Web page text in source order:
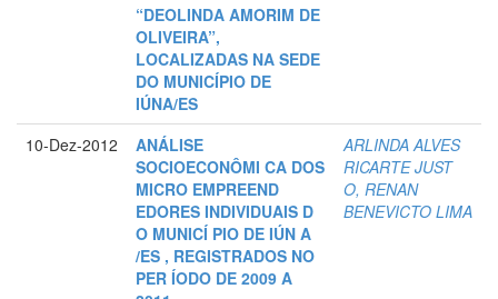
“DEOLINDA AMORIM DE
OLIVEIRA”,
LOCALIZADAS NA SEDE
DO MUNICÍPIO DE
IÚNA/ES
10-Dez-2012
ANÁLISE
SOCIOECONÔMI CA DOS
MICRO EMPREEND
EDORES INDIVIDUAIS D
O MUNICÍ PIO DE IÚN A
/ES , REGISTRADOS NO
PER ÍODO DE 2009 A
ARLINDA ALVES
RICARTE JUST
O, RENAN
BENEVICTO LIMA